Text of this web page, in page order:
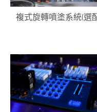
複式旋轉噴塗系統(選